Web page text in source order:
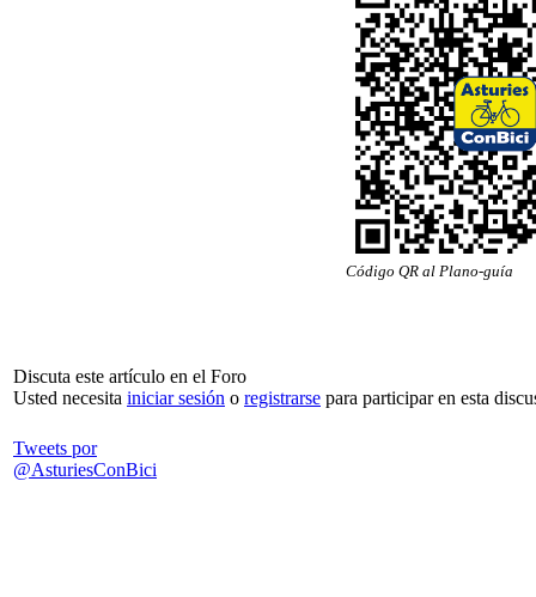
Código QR al Plano-guía
Discuta este artículo en el Foro
Usted necesita iniciar sesión o registrarse para participar en esta
Tweets por
@AsturiesConBici